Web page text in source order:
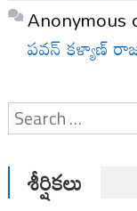
Anonymous
పవన్ కళ్యాణ్
శీర్షికలు